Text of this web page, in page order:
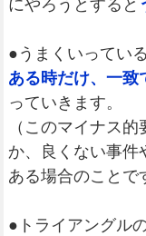
にやろうとすると
●うまくいってい
ある時だけ、一致
っていきます。
（このマイナス
か、良くない事件
ある場合のことで
●トライアングル